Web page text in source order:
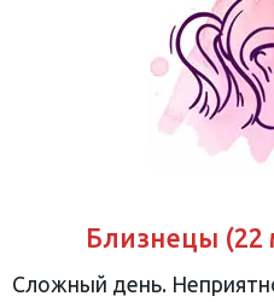
Близнецы (22
Сложный день.